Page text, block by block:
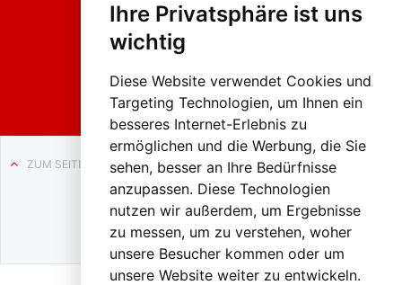
Ihre Privatsphäre ist uns
wichtig
Diese Website verwendet Cookies und
Targeting Technologien, um Ihnen ein
besseres Internet-Erlebnis zu
ermöglichen und die Werbung, die Sie
sehen, besser an Ihre Bedürfnisse
anzupassen. Diese Technologien
nutzen wir außerdem, um Ergebnisse
zu messen, um zu verstehen, woher
unsere Besucher kommen oder um
unsere Website weiter zu entwickeln.
sumzug
Liezen
ZUM SEITENANFANG
Auf BLO24.at werben?
+43 (0)664 2226600